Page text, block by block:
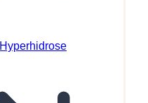
Hyperhidrose